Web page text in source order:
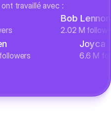
travaillé avec :
Bob Lennon
2.02 M followers
M followers 6.6